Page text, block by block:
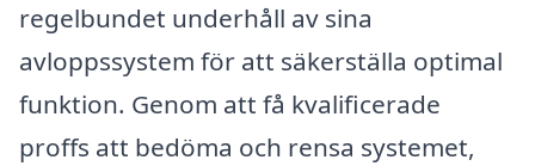
regelbundet underhåll av sina
avloppssystem för att säkerställa optimal
funktion. Genom att få kvalificerade
proffs att bedöma och rensa systemet,